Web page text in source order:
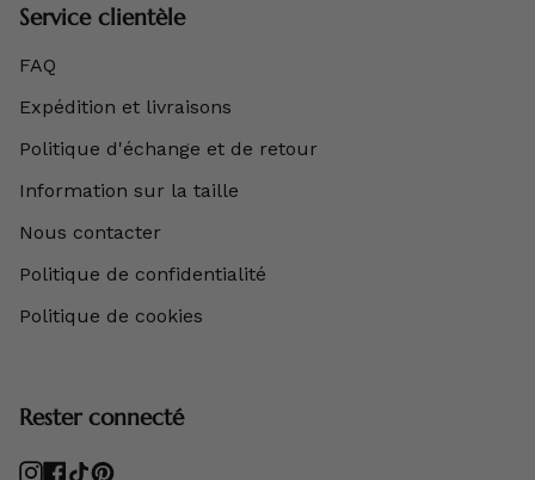
Service clientèle
FAQ
Expédition et livraisons
Politique d'échange et de retour
Information sur la taille
Nous contacter
Politique de confidentialité
Politique de cookies
Rester connecté
Instagram
Facebook
TikTokPinterest